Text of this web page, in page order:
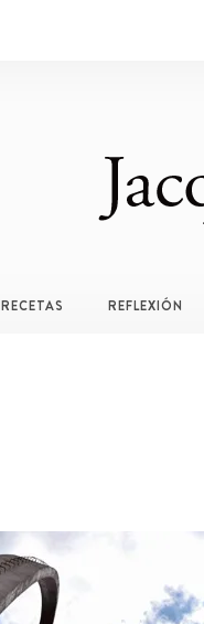
RECETAS REFLEXIÓN